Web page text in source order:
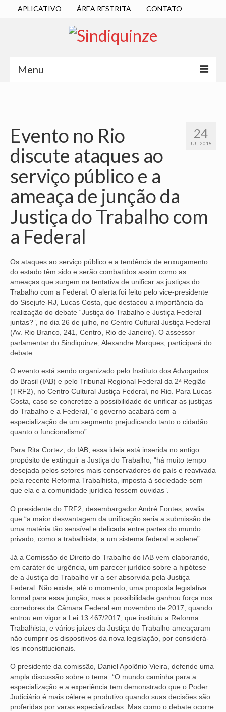
APLICATIVO ÁREA RESTRITA CONTATO
Menu
DIRETORIA EXECUTIVA
ESTATUTO
ATAS
LOCALIZAÇÃO
QUEM SOMOS
NOSSA HISTÓRIA
SUBSEDES
ARAÇATUBA
BAURU
PRESIDENTE PRUDENTE
RIBEIRÃO PRETO
SÃO JOSÉ DOS CAMPOS
SÃO JOSÉ DO RIO PRETO
SOROCABA
NOTÍCIAS
BOLETIM
VÍDEOS
CONVÊNIOS
SINDICALIZE-SE
JURÍDICO
NÚCLEOS
APOSENTADOS
AGENTES DE POLÍCIA JUDICIAL
ANALISTAS JUDICIÁRIOS
ACESSIBILIDADE E INCLUSÃO
MULHERES
OFICIAIS DE JUSTIÇA
24
JUL 2018
Evento no Rio
discute ataques ao
serviço público e a
ameaça de junção da
Justiça do Trabalho com
a Federal
Os ataques ao serviço público e a tendência de enxugamento
do estado têm sido e serão combatidos assim como as
ameaças que surgem na tentativa de unificar as justiças do
Trabalho com a Federal. O alerta foi feito pelo vice-presidente
do Sisejufe-RJ, Lucas Costa, que destacou a importância da
realização do debate “Justiça do Trabalho e Justiça Federal
juntas?”, no dia 26 de julho, no Centro Cultural Justiça Federal
(Av. Rio Branco, 241, Centro, Rio de Janeiro). O assessor
parlamentar do Sindiquinze, Alexandre Marques, participará do
debate.
O evento está sendo organizado pelo Instituto dos Advogados
do Brasil (IAB) e pelo Tribunal Regional Federal da 2ª Região
(TRF2), no Centro Cultural Justiça Federal, no Rio. Para Lucas
Costa, caso se concretize a possibilidade de unificar as justiças
do Trabalho e a Federal, “o governo acabará com a
especialização de um segmento prejudicando tanto o cidadão
quanto o funcionalismo”
Para Rita Cortez, do IAB, essa ideia está inserida no antigo
propósito de extinguir a Justiça do Trabalho, “há muito tempo
desejada pelos setores mais conservadores do país e reavivada
pela recente Reforma Trabalhista, imposta à sociedade sem
que ela e a comunidade jurídica fossem ouvidas”.
O presidente do TRF2, desembargador André Fontes, avalia
que “a maior desvantagem da unificação seria a submissão de
uma matéria tão sensível e delicada entre partes do mundo
privado, como a trabalhista, a um sistema federal e solene”.
Já a Comissão de Direito do Trabalho do IAB vem elaborando,
em caráter de urgência, um parecer jurídico sobre a hipótese
de a Justiça do Trabalho vir a ser absorvida pela Justiça
Federal. Não existe, até o momento, uma proposta legislativa
formal para essa junção, mas a possibilidade ganhou força nos
corredores da Câmara Federal em novembro de 2017, quando
entrou em vigor a Lei 13.467/2017, que instituiu a Reforma
Trabalhista, e vários juízes da Justiça do Trabalho ameaçaram
não cumprir os dispositivos da nova legislação, por considerá-
los inconstitucionais.
O presidente da comissão, Daniel Apolônio Vieira, defende uma
ampla discussão sobre o tema. “O mundo caminha para a
especialização e a experiência tem demonstrado que o Poder
Judiciário é mais célere e produtivo quando suas decisões são
proferidas por varas especializadas. Mas como o debate ocorre